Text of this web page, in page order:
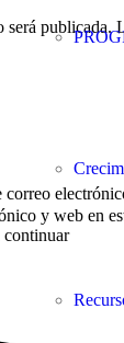
será publicada.
y web en
continuar